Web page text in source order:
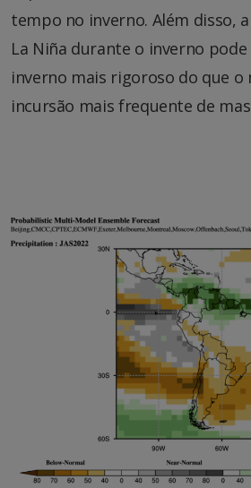
tempo no inverno. Além disso,
La Niña durante o inverno
inverno mais rigoroso do que o
incursão mais frequente de